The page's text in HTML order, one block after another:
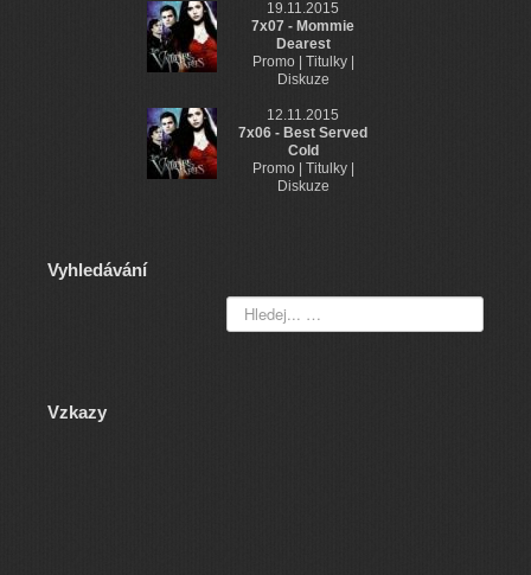
19.11.2015
7x07 - Mommie
Dearest
Promo | Titulky |
Diskuze
12.11.2015
7x06 - Best Served
Cold
Promo | Titulky |
Diskuze
Vyhledávání
Vzkazy